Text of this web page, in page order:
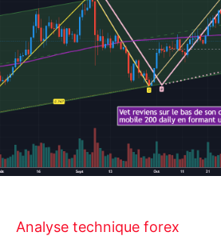
Analyse technique forex